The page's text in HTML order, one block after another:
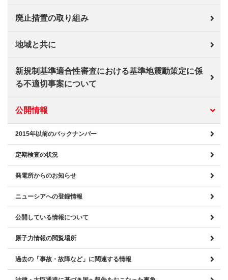
廃止措置の取り組み
地域と共に
新規制基準適合性審査における基準地震動策定に係
る不適切事案について
公開情報
2015年以前のバックナンバー
定期検査の状況
発電所からのお知らせ
ニューシアへの登録情報
公開している情報について
原子力情報の閲覧場所
過去の「事故・故障など」に関連する情報